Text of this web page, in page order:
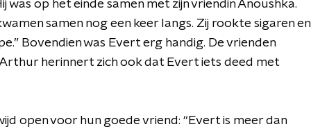
was op het einde samen met zijn vriendin Anoushka.
samen nog een keer langs. Zij rookte sigaren en
Bovendien was Evert erg handig. De vrienden
herinnert zich ook dat Evert iets deed met
open voor hun goede vriend: “Evert is meer dan